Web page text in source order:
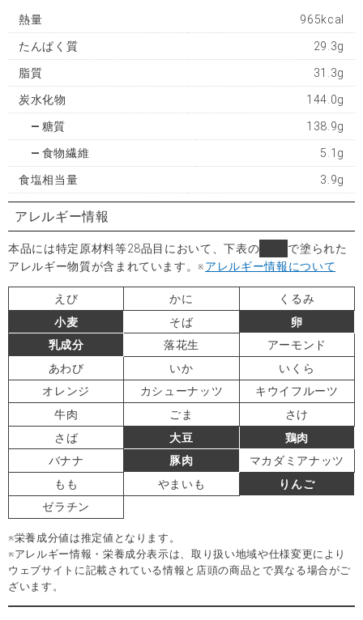
熱量 965kcal
たんぱく質 29.3g
脂質 31.3g
炭水化物 144.0g
糖質 138.9g
食物繊維 5.1g
食塩相当量 3.9g
アレルギー情報
本品には特定原材料等28品目において、下表の
で塗られた
アレルギー物質が含まれています。※アレルギー情報について
えび かに
くるみ
小麦
そば
卵
乳成分
落花生
アーモンド
あわび
いか
いくら
オレンジ
カシューナッツ
キウイフルーツ
牛肉
ごま
さけ
さば
大豆
鶏肉
バナナ
豚肉
マカダミアナッツ
もも
やまいも
りんご
ゼラチン
※栄養成分値は推定値となります。
※アレルギー情報・栄養成分表示は、取り扱い地域や仕様変更により
ウェブサイトに記載されている情報と店頭の商品とで異なる場合がご
ざいます。